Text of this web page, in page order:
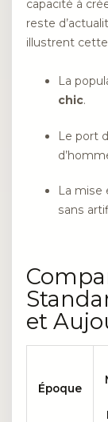
capacité à
reste
illustrent
La
chic.
Le port
La mise
sans
et
Époque